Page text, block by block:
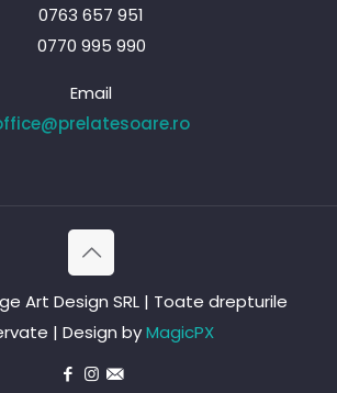
0763 657 951
0770 995 990
Email
Art Design SRL | Toate drepturile
| Design byMagicPX